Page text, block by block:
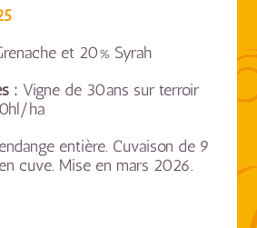
et 20% Syrah
: Vigne de 30ans sur terroir
ha
entière. Cuvaison de 9
cuve. Mise en mars 2026.